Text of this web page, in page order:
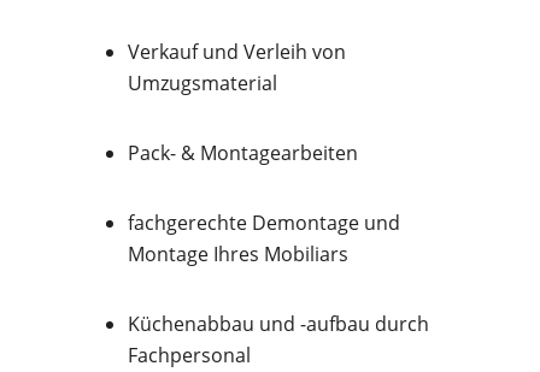
Verkauf und Verleih von
Umzugsmaterial
Pack- & Montagearbeiten
fachgerechte Demontage und
Montage Ihres Mobiliars
Küchenabbau und -aufbau durch
Fachpersonal